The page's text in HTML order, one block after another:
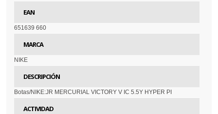
EAN
651639 660
MARCA
NIKE
DESCRIPCIÓN
Botas/NIKE:JR MERCURIAL VICTORY V IC 5.5Y HYPER PI
ACTIVIDAD